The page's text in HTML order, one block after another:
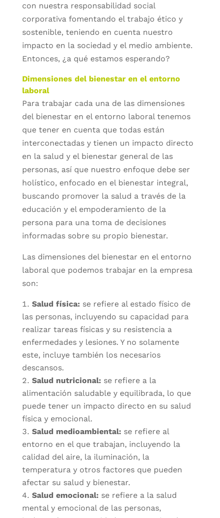
con nuestra responsabilidad social
corporativa fomentando el trabajo ético y
sostenible, teniendo en cuenta nuestro
impacto en la sociedad y el medio ambiente.
Entonces, ¿a qué estamos esperando?
Dimensiones del bienestar en el entorno
laboral
Para trabajar cada una de las dimensiones
del bienestar en el entorno laboral tenemos
que tener en cuenta que todas están
interconectadas y tienen un impacto directo
en la salud y el bienestar general de las
personas, así que nuestro enfoque debe ser
holístico, enfocado en el bienestar integral,
buscando promover la salud a través de la
educación y el empoderamiento de la
persona para una toma de decisiones
informadas sobre su propio bienestar.
Las dimensiones del bienestar en el entorno
laboral que podemos trabajar en la empresa
son:
Salud física: se refiere al estado físico de
las personas, incluyendo su capacidad para
realizar tareas físicas y su resistencia a
enfermedades y lesiones. Y no solamente
este, incluye también los necesarios
descansos.
Salud nutricional: se refiere a la
alimentación saludable y equilibrada, lo que
puede tener un impacto directo en su salud
física y emocional.
Salud medioambiental: se refiere al
entorno en el que trabajan, incluyendo la
calidad del aire, la iluminación, la
temperatura y otros factores que pueden
afectar su salud y bienestar.
Salud emocional: se refiere a la salud
mental y emocional de las personas,